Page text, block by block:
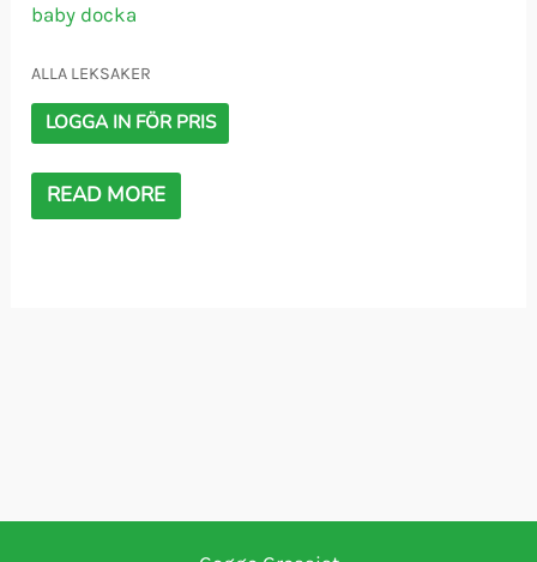
baby docka
ALLA LEKSAKER
LOGGA IN FÖR PRIS
READ MORE